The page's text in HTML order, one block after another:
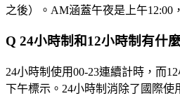
之後）。AM涵蓋午夜是上午12:00
Q 24小時制和12小時制有什
24小時制使用00-23連續計時，而
下午標示。24小時制消除了國際使